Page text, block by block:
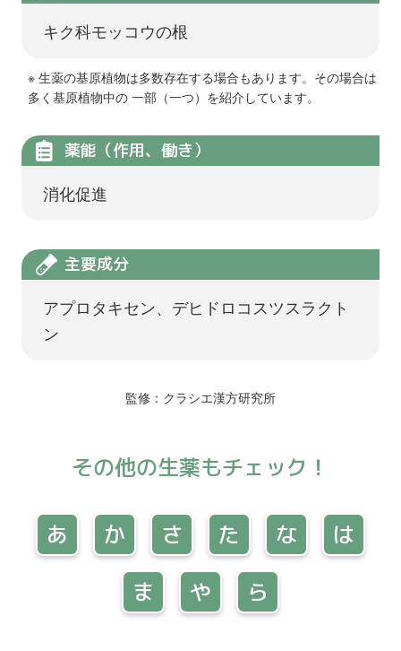
キク科モッコウの根
※ 生薬の基原植物は多数存在する場合もあります。その場合は
多く基原植物中の 一部（一つ）を紹介しています。
薬能（作用、働き）
消化促進
主要成分
アプロタキセン、デヒドロコスツスラクト
ン
監修：クラシエ漢方研究所
その他の生薬もチェック！
あ か さ た な
は
ま
や ら